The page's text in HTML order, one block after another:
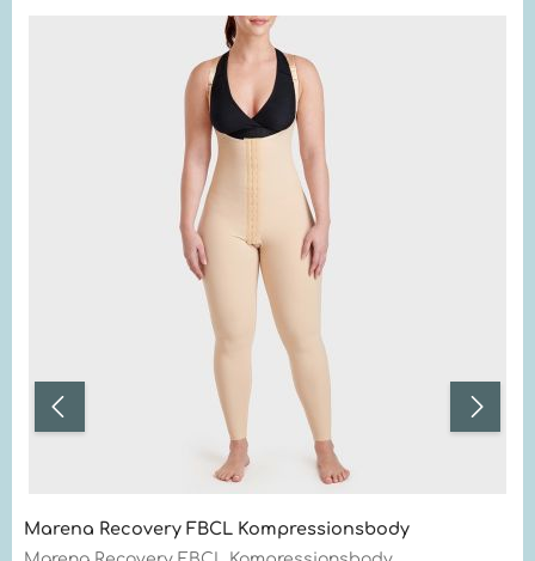
Marena Recovery FBCL Kompressionsbody